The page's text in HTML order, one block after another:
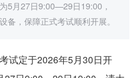
5月27日9:00—29日19:00，
备，保障正式考试顺利开展。
试定于2026年5月30日开